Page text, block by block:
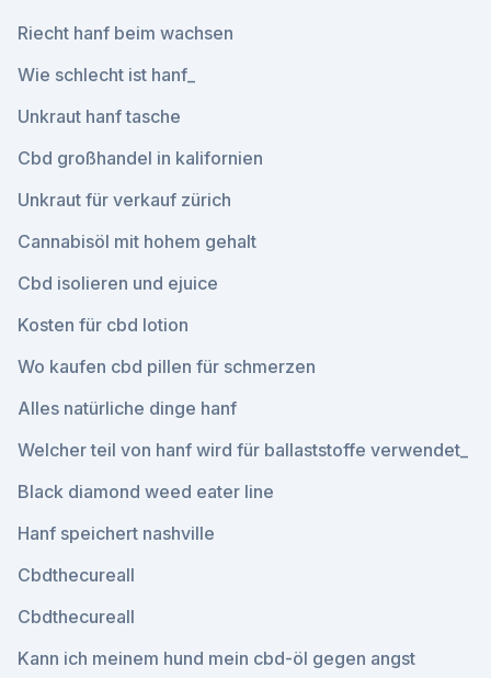
Riecht hanf beim wachsen
Wie schlecht ist hanf_
Unkraut hanf tasche
Cbd großhandel in kalifornien
Unkraut für verkauf zürich
Cannabisöl mit hohem gehalt
Cbd isolieren und ejuice
Kosten für cbd lotion
Wo kaufen cbd pillen für schmerzen
Alles natürliche dinge hanf
Welcher teil von hanf wird für ballaststoffe verwendet_
Black diamond weed eater line
Hanf speichert nashville
Cbdthecureall
Cbdthecureall
Kann ich meinem hund mein cbd-öl gegen angst